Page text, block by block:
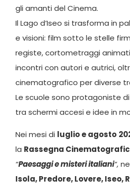
gli amanti del Cinema.
Il Lago d’Iseo si trasforma in
e visioni: film sotto le stelle
registe, cortometraggi
incontri con autori e autrici,
cinematografico per diverse
Le scuole sono protagoniste
tra schermi accesi e idee in
Nei mesi di luglio e agosto
la Rassegna
“Paesaggi e misteri italiani“,
Isola, Predore, Lovere, Iseo,